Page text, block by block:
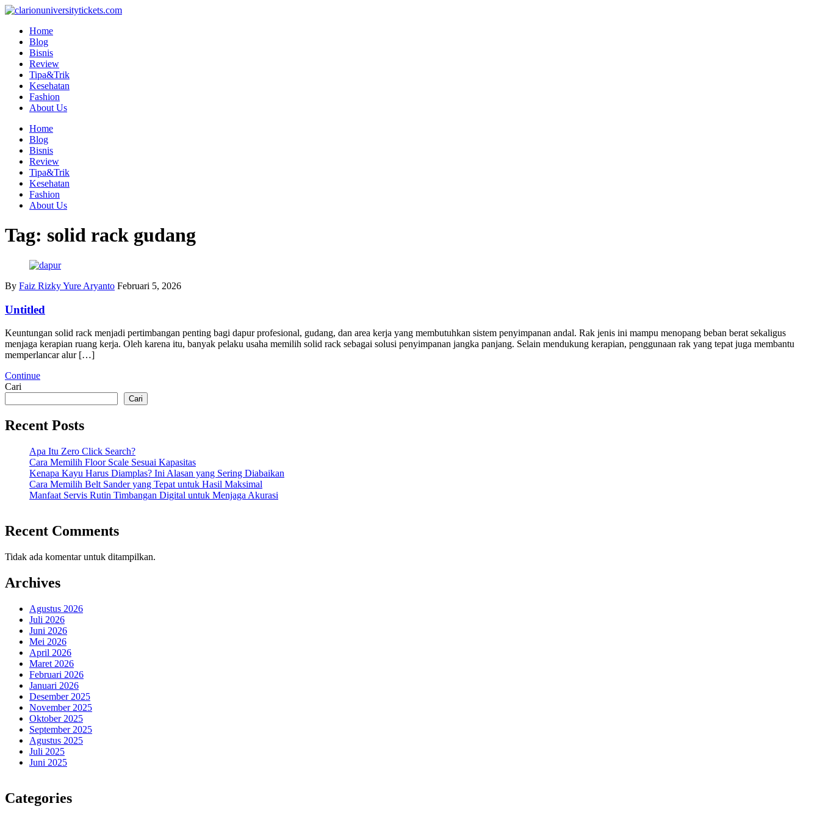
Skip
contentHome
Blog
Bisnis
Review
Tipa&Trik
Kesehatan
Fashion
About Us
Home
Blog
Bisnis
Review
Tipa&Trik
Kesehatan
Fashion
About Us
Tag: solid rack gudang
By Faiz Rizky Yure Aryanto Februari 5, 2026
Untitled
Keuntungan solid rack menjadi pertimbangan penting bagi dapur profesional, gudang, dan area kerja yang membutuhkan sistem penyimpanan andal. Rak jenis ini mampu menopang beban berat sekaligus
menjaga kerapian ruang kerja. Oleh karena itu, banyak pelaku usaha memilih solid rack sebagai solusi penyimpanan jangka panjang. Selain mendukung kerapian, penggunaan rak yang tepat juga membantu
memperlancar alur […]
Continue
Cari
Cari
Recent Posts
Apa Itu Zero Click Search?
Cara Memilih Floor Scale Sesuai Kapasitas
Kenapa Kayu Harus Diamplas? Ini Alasan yang Sering Diabaikan
Cara Memilih Belt Sander yang Tepat untuk Hasil Maksimal
Manfaat Servis Rutin Timbangan Digital untuk Menjaga Akurasi
Recent Comments
Tidak ada komentar untuk ditampilkan.
Archives
Agustus 2026
Juli 2026
Juni 2026
Mei 2026
April 2026
Maret 2026
Februari 2026
Januari 2026
Desember 2025
November 2025
Oktober 2025
September 2025
Agustus 2025
Juli 2025
Juni 2025
Categories